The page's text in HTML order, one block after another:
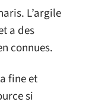
L’argile
a des
connues.
fine et
si